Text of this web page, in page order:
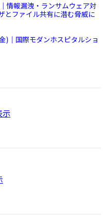
情報漏洩・ランサムウェア対
とファイル共有に潜む脅威に
)｜国際モダンホスピタルショ
示